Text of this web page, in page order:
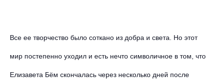
Все ее творчество было соткано из добра и света. Но этот
мир постепенно уходил и есть нечто символичное в том, что
Елизавета Бём скончалась через несколько дней после